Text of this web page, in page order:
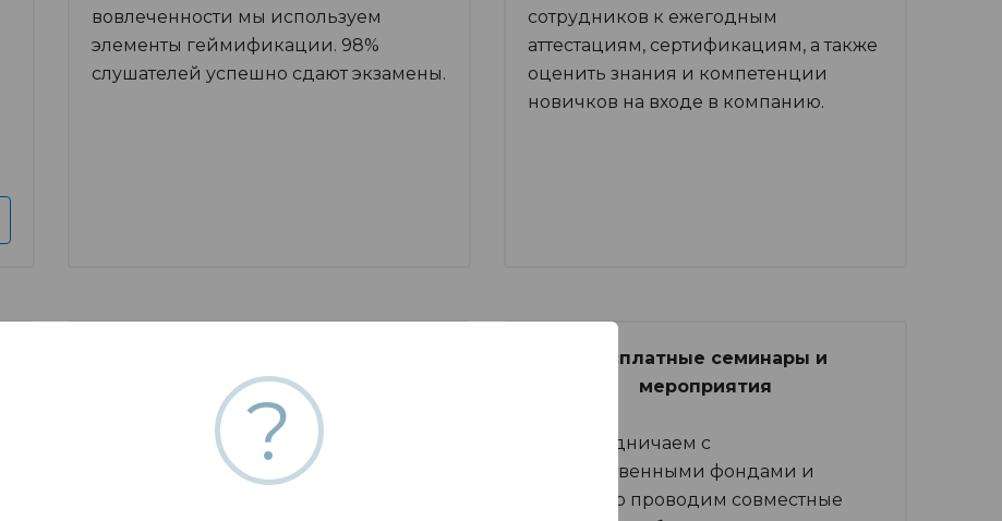
вовлеченности мы используем
элементы геймификации. 98%
слушателей успешно сдают экзамены.
сотрудников к ежегодным
аттестациям, сертификациям, а также
оценить знания и компетенции
новичков на входе в компанию.
Адаптируем учебную программу с
учетом специфики вашего бизнеса.
Забрендируем интерактивные курсы
Бесплатные семинары и
мероприятия
Мы сотрудничаем с
Государственными фондами и
регулярно проводим совместные
?